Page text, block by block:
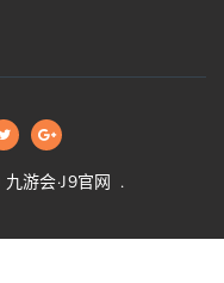
九游会·J9官网 .